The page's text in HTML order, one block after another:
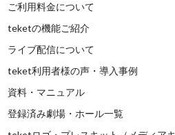
ご利用料金について
teketの機能ご紹介
ライブ配信について
teket利用者様の声・導入事例
資料・マニュアル
登録済み劇場・ホール一覧